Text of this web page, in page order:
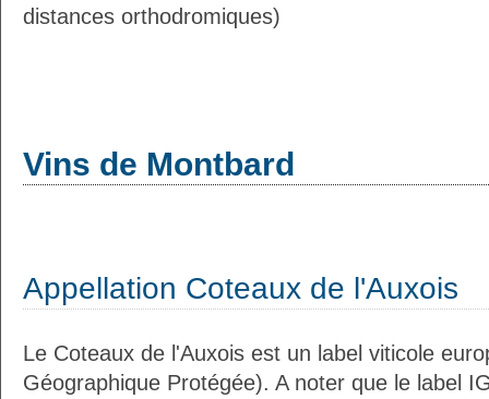
distances orthodromiques)
Vins de Montbard
Appellation Coteaux de l'Auxois
Le Coteaux de l'Auxois est un label viticole
Géographique Protégée). A noter que le label